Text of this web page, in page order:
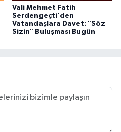
Vali Mehmet Fatih
Serdengeçti'den
Vatandaşlara Davet: "Söz
Sizin" Buluşması Bugün